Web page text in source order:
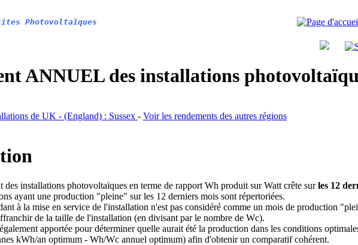
Photovoltaïques
ANNUEL des installations
de UK - (England) : Sussex - Voir les rendements des autres régions
des installations photovoltaïques en terme de rapport Wh produit sur Watt crête surles 12
ayant une production "pleine" sur les 12 derniers mois sont répertoriées.
à la mise en service de l'installation n'est pas considéré comme un mois de production
de la taille de l'installation (en divisant par le nombre de Wc).
apportée pour déterminer quelle aurait été la production dans les conditions
kWh/an optimum - Wh/Wc annuel optimum) afin d'obtenir un comparatif cohérent.